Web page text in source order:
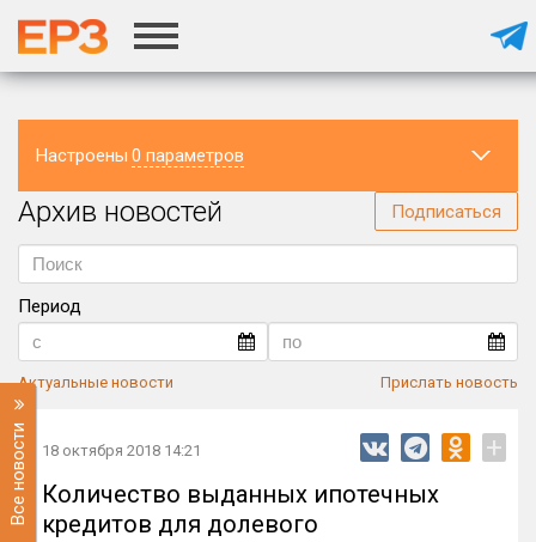
Настроены 0 параметров
Регион
Архив новостей Подписаться
Период
Актуальные новости Прислать новость
Все новости 18 октября 2018 14:21 +
Количество выданных ипотечных
кредитов для долевого